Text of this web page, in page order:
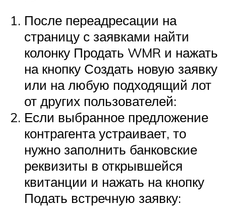
После переадресации на
страницу с заявками найти
колонку Продать WMR и нажать
на кнопку Создать новую заявку
или на любую подходящий лот
от других пользователей:
Если выбранное предложение
контрагента устраивает, то
нужно заполнить банковские
реквизиты в открывшейся
квитанции и нажать на кнопку
Подать встречную заявку: